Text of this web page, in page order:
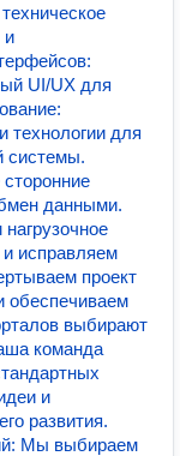
и
UI/UX для
технологии для
системы.
данными.
и исправляем
проект
обеспечиваем
выбирают
команда
и
развития.
Мы выбираем